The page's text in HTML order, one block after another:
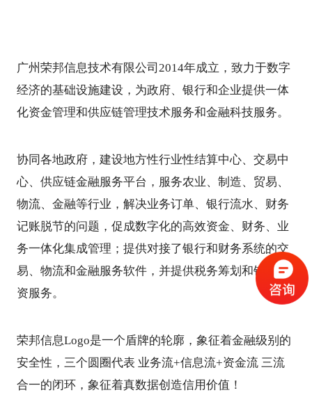
广州荣邦信息技术有限公司2014年成立，致力于数字
经济的基础设施建设，为政府、银行和企业提供一体
化资金管理和供应链管理技术服务和金融科技服务。
协同各地政府，建设地方性行业性结算中心、交易中
心、供应链金融服务平台，服务农业、制造、贸易、
物流、金融等行业，解决业务订单、银行流水、财务
记账脱节的问题，促成数字化的高效资金、财务、业
务一体化集成管理；提供对接了银行和财务系统的交
易、物流和金融服务软件，并提供税务筹划和银行融
资服务。
荣邦信息Logo是一个盾牌的轮廓，象征着金融级别的
安全性，三个圆圈代表 业务流+信息流+资金流 三流
合一的闭环，象征着真数据创造信用价值！